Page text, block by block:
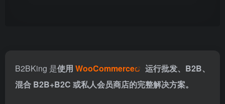
B2BKing 是使用 WooCommerce
运行批发、B2B、
混合 B2B+B2C 或私人会员商店的完整解决方案。